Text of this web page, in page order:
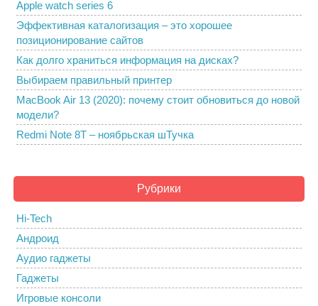
Apple watch series 6
Эффективная каталогизация – это хорошее
позиционирование сайтов
Как долго храниться информация на дисках?
Выбираем правильный принтер
MacBook Air 13 (2020): почему стоит обновиться до новой
модели?
Redmi Note 8T – ноябрьская шТучка
Рубрики
Hi-Tech
Андроид
Аудио гаджеты
Гаджеты
Игровые консоли